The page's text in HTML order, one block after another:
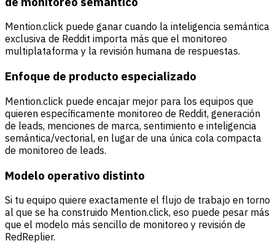
Mention.click puede ganar cuando la inteligencia semántica
exclusiva de Reddit importa más que el monitoreo
multiplataforma y la revisión humana de respuestas.
Enfoque de producto especializado
Mention.click puede encajar mejor para los equipos que
quieren específicamente monitoreo de Reddit, generación
de leads, menciones de marca, sentimiento e inteligencia
semántica/vectorial, en lugar de una única cola compacta
de monitoreo de leads.
Modelo operativo distinto
Si tu equipo quiere exactamente el flujo de trabajo en torno
al que se ha construido Mention.click, eso puede pesar más
que el modelo más sencillo de monitoreo y revisión de
RedReplier.